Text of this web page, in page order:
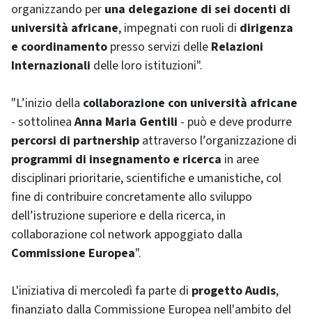
organizzando per una delegazione di sei docenti di
università africane, impegnati con ruoli di dirigenza
e coordinamento presso servizi delle Relazioni
Internazionali delle loro istituzioni".
"L’inizio della collaborazione con università africane
- sottolineaAnna Maria Gentili - può e deve produrre
percorsi di partnership attraverso l’organizzazione di
programmi di insegnamento e ricerca in aree
disciplinari prioritarie, scientifiche e umanistiche, col
fine di contribuire concretamente allo sviluppo
dell’istruzione superiore e della ricerca, in
collaborazione col network appoggiato dalla
Commissione Europea".
L'iniziativa di mercoledì fa parte di progetto Audis,
finanziato dalla Commissione Europea nell'ambito del